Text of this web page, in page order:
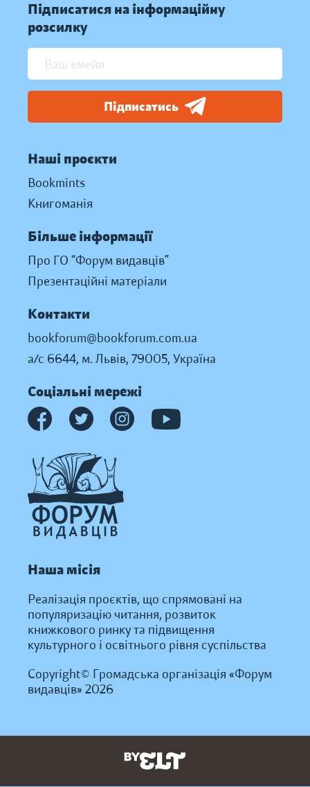
Підписатися на інформаційну
розсилку
Підписатись
Наші проєкти
Bookmints
Книгоманія
Більше інформації
Про ГО “Форум видавців”
Презентаційні матеріали
Контакти
bookforum@bookforum.com.ua
а/с 6644, м. Львів, 79005, Україна
Соціальні мережі
Наша місія
Реалізація проєктів, що спрямовані на
популяризацію читання, розвиток
книжкового ринку та підвищення
культурного і освітнього рівня суспільства
Copyright© Громадська організація «Форум
видавців» 2026